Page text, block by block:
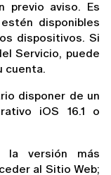
previo aviso. Es
disponibles
dispositivos. Si
Servicio, puede
cuenta.
disponer de un
iOS 16.1 o
la versión más
al Sitio Web;